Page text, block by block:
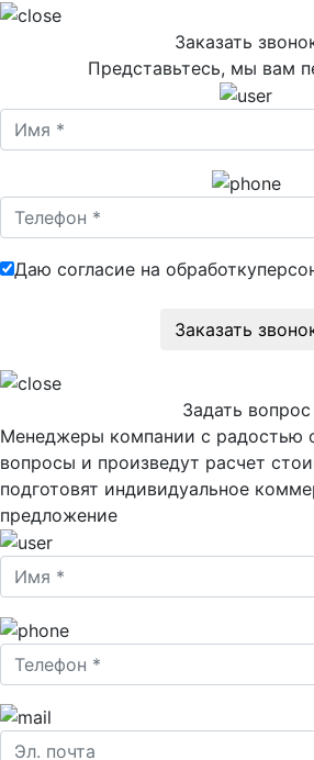
Заказать
Представьтесь, мы вам
Даю согласие на обработку
Задать вопрос
Менеджеры компании с радостью
вопросы и произведут расчет
подготовят индивидуальное
предложение